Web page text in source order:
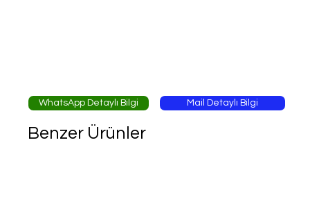
WhatsApp Detaylı Bilgi Mail Detaylı Bilgi
Benzer Ürünler